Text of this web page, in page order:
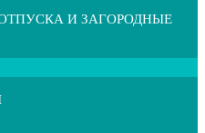
И ЗАГОРОДНЫЕ